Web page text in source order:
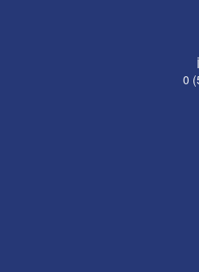
0